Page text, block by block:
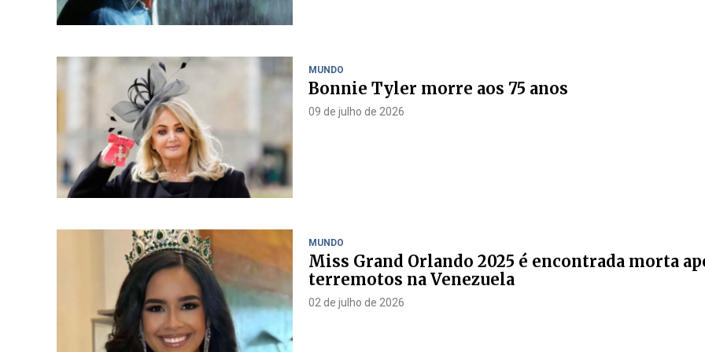
MUNDO
Bonnie Tyler morre aos 75 anos
09 de julho de 2026
MUNDO
Miss Grand Orlando 2025 é encontrada morta
terremotos na Venezuela
02 de julho de 2026